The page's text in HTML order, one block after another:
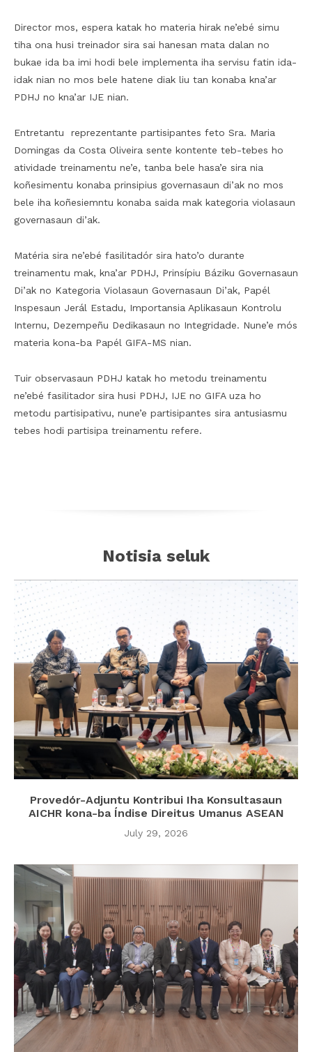
Director mos, espera katak ho materia hirak ne’ebé simu
tiha ona husi treinador sira sai hanesan mata dalan no
bukae ida ba imi hodi bele implementa iha servisu fatin ida-
idak nian no mos bele hatene diak liu tan konaba kna’ar
PDHJ no kna’ar IJE nian.
Entretantu reprezentante partisipantes feto Sra. Maria
Domingas da Costa Oliveira sente kontente teb-tebes ho
atividade treinamentu ne’e, tanba bele hasa’e sira nia
koñesimentu konaba prinsipius governasaun di’ak no mos
bele iha koñesiemntu konaba saida mak kategoria violasaun
governasaun di’ak.
Matéria sira ne’ebé fasilitadór sira hato’o durante
treinamentu mak, kna’ar PDHJ, Prinsípiu Báziku Governasaun
Di’ak no Kategoria Violasaun Governasaun Di’ak, Papél
Inspesaun Jerál Estadu, Importansia Aplikasaun Kontrolu
Internu, Dezempeñu Dedikasaun no Integridade. Nune’e mós
materia kona-ba Papél GIFA-MS nian.
Tuir observasaun PDHJ katak ho metodu treinamentu
ne’ebé fasilitador sira husi PDHJ, IJE no GIFA uza ho
metodu partisipativu, nune’e partisipantes sira antusiasmu
tebes hodi partisipa treinamentu refere.
Notisia seluk
Provedór-Adjuntu Kontribui Iha Konsultasaun
AICHR kona-ba Índise Direitus Umanus ASEAN
July 29, 2026